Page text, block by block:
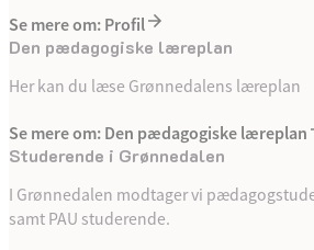
Se mere om: Profil
Den pædagogiske læreplan
Her kan du læse Grønnedalens læreplan
Se mere om: Den pædagogiske læreplan
Studerende i Grønnedalen
I Grønnedalen modtager vi
samt PAU studerende.